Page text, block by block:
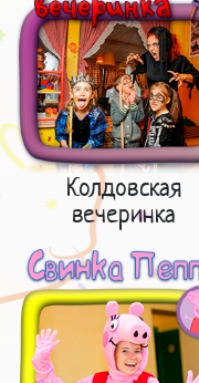
Колдовская
вечеринка